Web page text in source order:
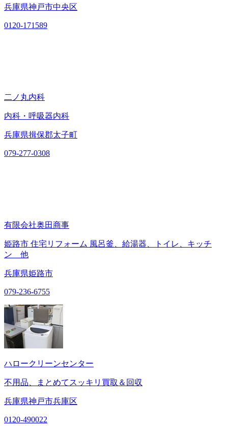
兵庫県神戸市中央区
0120-171589
二ノ丸内科
内科・呼吸器内科
兵庫県揖保郡太子町
079-277-0308
有限会社奥田商事
姫路市 住宅リフォーム 風呂釜、給湯器、トイレ、キッチ
ン 他
兵庫県姫路市
079-236-6755
ハロークリーンセンター
不用品、まとめてスッキリ買取＆回収
兵庫県神戸市兵庫区
0120-490022